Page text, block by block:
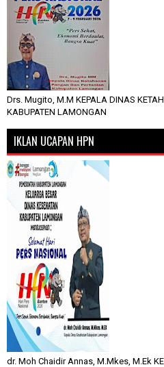
Drs. Mugito, M.M KEPALA DINAS
KABUPATEN LAMONGAN
IKLAN UCAPAN HPN
dr. Moh Chaidir Annas, M.Mkes, M.Ek